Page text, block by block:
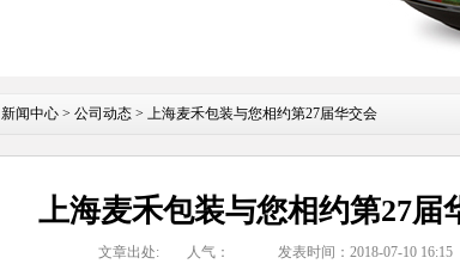
新闻中心 > 公司动态 > 上海麦禾包装与您相约第27届华交会
上海麦禾包装与您相约第27届
文章出处: 人气： 发表时间：2018-07-10 16:15